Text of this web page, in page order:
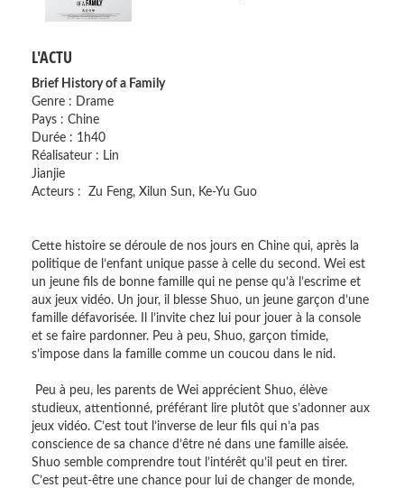
L'ACTU
Brief History of a Family
Genre : Drame
Pays : Chine
Durée : 1h40
Réalisateur : Lin
Acteurs : Zu Feng, Xilun Sun, Ke-Yu Guo
Cette histoire se déroule de nos jours en Chine qui, après la
politique de l’enfant unique passe à celle du second. Wei est
un jeune fils de bonne famille qui ne pense qu’à l’escrime et
aux jeux vidéo. Un jour, il blesse Shuo, un jeune garçon d’une
famille défavorisée. Il l’invite chez lui pour jouer à la console
et se faire pardonner. Peu à peu, Shuo, garçon timide,
s’impose dans la famille comme un coucou dans le nid.
Peu à peu, les parents de Wei apprécient Shuo, élève
studieux, attentionné, préférant lire plutôt que s’adonner aux
jeux vidéo. C’est tout l’inverse de leur fils qui n’a pas
conscience de sa chance d’être né dans une famille aisée.
Shuo semble comprendre tout l’intérêt qu’il peut en tirer.
C’est peut-être une chance pour lui de changer de monde,